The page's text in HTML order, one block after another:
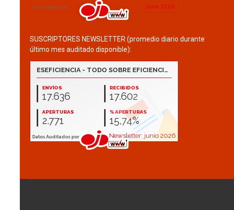
SUSCRIPTORES NEWSLETTER (promedio diario durante
último mes auditado disponible):